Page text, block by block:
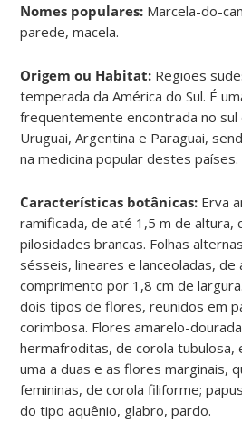
Nomes populares: Marcela-do-
parede, macela.
Origem ou Habitat: Regiões
temperada da América do Sul. É
frequentemente encontrada no sul
Uruguai, Argentina e Paraguai,
na medicina popular destes países.
Características botânicas: Erva
ramificada, de até 1,5 m de altura,
pilosidades brancas. Folhas
sésseis, lineares e lanceoladas, de
comprimento por 1,8 cm de
dois tipos de flores, reunidos em
corimbosa. Flores amarelo-
hermafroditas, de corola tubulosa,
uma a duas e as flores marginais,
femininas, de corola filiforme;
do tipo aquênio, glabro, pardo.